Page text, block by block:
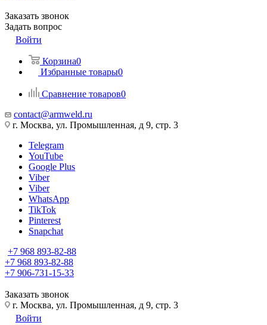
Заказать звонок
Задать вопрос
Войти
Корзина0
Избранные товары0
Сравнение товаров0
contact@armweld.ru
г. Москва, ул. Промышленная, д 9, стр. 3
Telegram
YouTube
Google Plus
Viber
Viber
WhatsApp
TikTok
Pinterest
Snapchat
+7 968 893-82-88
+7 968 893-82-88
+7 906-731-15-33
Заказать звонок
г. Москва, ул. Промышленная, д 9, стр. 3
Войти